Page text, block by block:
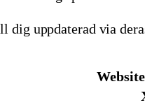
dig uppdaterad via
Website